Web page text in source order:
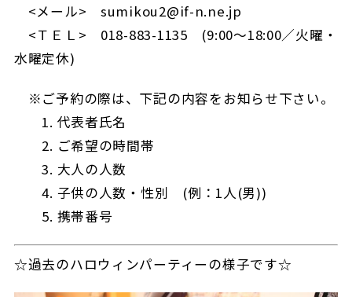
<メール> sumikou2@if-n.ne.jp
<ＴＥＬ> 018-883-1135 (9:00～18:00／火曜・
水曜定休)
※ご予約の際は、下記の内容をお知らせ下さい。
1. 代表者氏名
2. ご希望の時間帯
3. 大人の人数
4. 子供の人数・性別 (例：1人(男))
5. 携帯番号
☆過去のハロウィンパーティーの様子です☆